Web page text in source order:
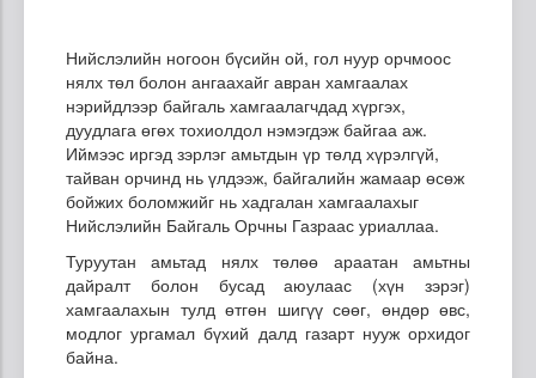
Нийслэлийн ногоон бүсийн ой, гол нуур орчмоос
нялх төл болон ангаахайг авран хамгаалах
нэрийдлээр байгаль хамгаалагчдад хүргэх,
дуудлага өгөх тохиолдол нэмэгдэж байгаа аж.
Иймээс иргэд зэрлэг амьтдын үр төлд хүрэлгүй,
тайван орчинд нь үлдээж, байгалийн жамаар өсөж
бойжих боломжийг нь хадгалан хамгаалахыг
Нийслэлийн Байгаль Орчны Газраас уриаллаа.
Туруутан амьтад нялх төлөө араатан амьтны
дайралт болон бусад аюулаас (хүн зэрэг)
хамгаалахын тулд өтгөн шигүү сөөг, өндөр өвс,
модлог ургамал бүхий далд газарт нууж орхидог
байна.